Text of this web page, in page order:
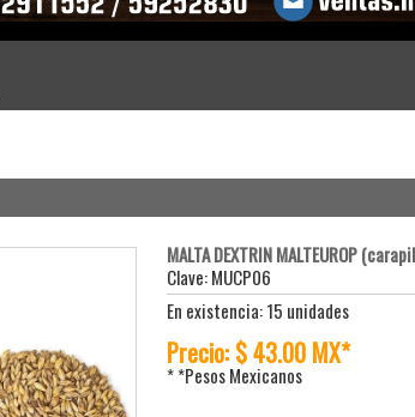
MALTA DEXTRIN MALTEUROP
Clave: MUCP06
En existencia: 15 unidades
Precio: $ 43.00 MX*
* *Pesos Mexicanos